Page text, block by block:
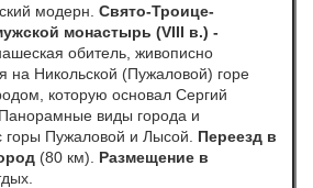
модерн. Свято-Троице-
монастырь (VIII в.) -
обитель, живописно
на Никольской (Пужаловой) горе
которую основал Сергий
Панорамные виды города и
горы Пужаловой и Лысой. Переезд в
(80 км). Размещение в